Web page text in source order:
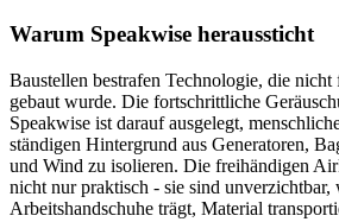
Warum Speakwise heraussticht
Baustellen bestrafen Technologie, die
gebaut wurde. Die fortschrittliche
Speakwise ist darauf ausgelegt,
ständigen Hintergrund aus Generatoren,
und Wind zu isolieren. Die freihändigen
nicht nur praktisch - sie sind unverzichtbar,
Arbeitshandschuhe trägt, Material